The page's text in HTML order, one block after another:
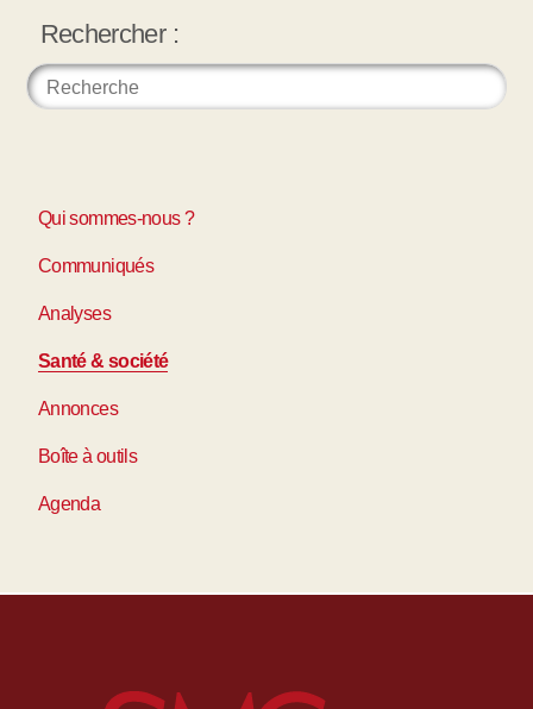
Rechercher :
Qui sommes-nous ?
Communiqués
Analyses
Santé & société
Annonces
Boîte à outils
Agenda